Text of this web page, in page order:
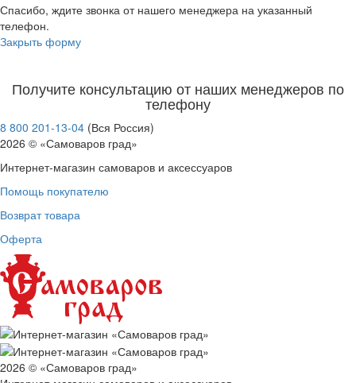
Спасибо, ждите звонка от нашего менеджера на указанный
телефон.
Закрыть форму
Получите консультацию от наших менеджеров по
телефону
8 800 201-13-04 (Вся Россия)
2026 © «Самоваров град»
Интернет-магазин самоваров и аксессуаров
Помощь покупателю
Возврат товара
Оферта
2026 © «Самоваров град»